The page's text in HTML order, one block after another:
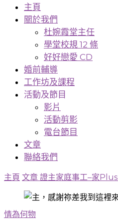
主頁
關於我們
杜婉霞堂主任
學堂校規 12 條
好好戀愛 CD
婚前輔導
工作坊及課程
活動及節目
影片
活動剪影
電台節目
文章
聯絡我們
主頁 文章 證主家庭事工–家Plus
情為何物